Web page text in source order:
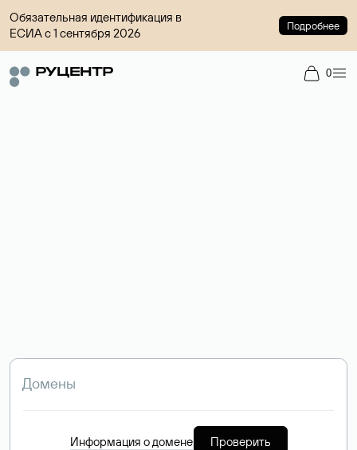
Обязательная идентификация в
ЕСИА с 1 сентября 2026
Подробнее
0
Информация о домене Проверить